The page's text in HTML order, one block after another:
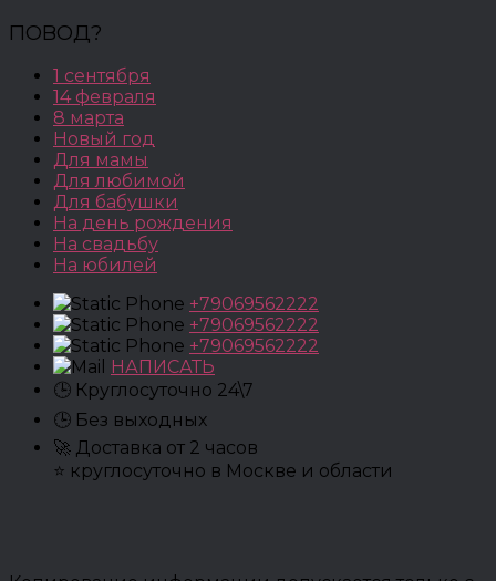
ПОВОД?
1 сентября
14 февраля
8 марта
Новый год
Для мамы
Для любимой
Для бабушки
На день рождения
На свадьбу
На юбилей
+79069562222
+79069562222
+79069562222
НАПИСАТЬ
🕒 Круглосуточно 24\7
🕒 Без выходных
🚀 Доставка от 2 часов
⭐ круглосуточно в Москве и области